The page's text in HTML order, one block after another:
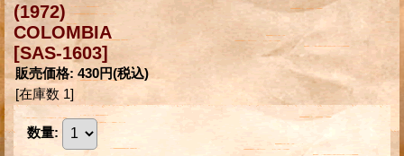
(1972)
COLOMBIA
[SAS-1603]
販売価格: 430円(税込)
[在庫数 1]
数量: